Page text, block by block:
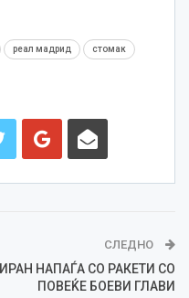
реал мадрид стомак
СЛЕДНО
ИРАН НАПАЃА СО РАКЕТИ СО
ПОВЕЌЕ БОЕВИ ГЛАВИ